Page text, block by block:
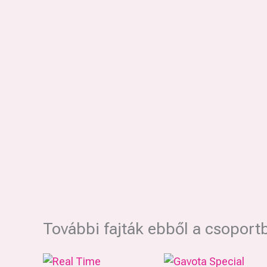
További fajták ebből a